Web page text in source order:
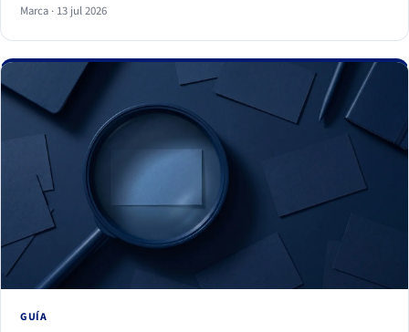
siempre va a ganar.
Marca · 13 jul 2026
GUÍA